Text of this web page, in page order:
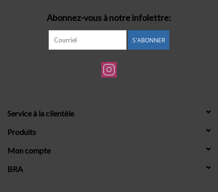
Abonnez-vous à notre infolettre:
S'ABONNER
Service à la clientèle
Produits
Mon compte
BRA